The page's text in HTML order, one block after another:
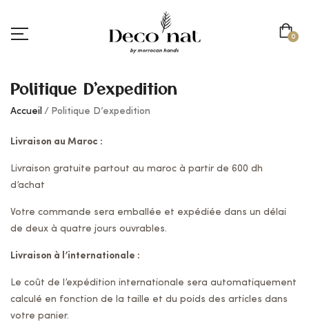
0
Politique D’expedition
Accueil Politique D’expedition
Livraison au Maroc :
Livraison gratuite partout au maroc à partir de 600 dh
d’achat
Votre commande sera emballée et expédiée dans un délai
de deux à quatre jours ouvrables.
Livraison à l’internationale :
Le coût de l’expédition internationale sera automatiquement
calculé en fonction de la taille et du poids des articles dans
votre panier.